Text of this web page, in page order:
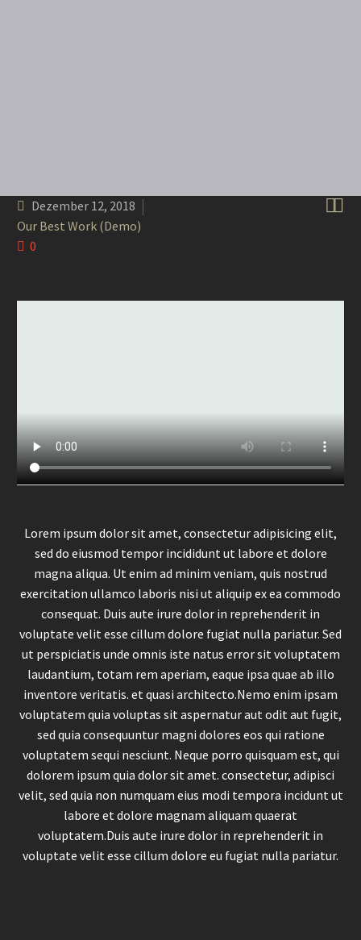

Dezember 12, 2018
Our Best Work (Demo)
0
Lorem ipsum dolor sit amet, consectetur adipisicing elit,
sed do eiusmod tempor incididunt ut labore et dolore
magna aliqua. Ut enim ad minim veniam, quis nostrud
exercitation ullamco laboris nisi ut aliquip ex ea commodo
consequat. Duis aute irure dolor in reprehenderit in
voluptate velit esse cillum dolore fugiat nulla pariatur. Sed
ut perspiciatis unde omnis iste natus error sit voluptatem
laudantium, totam rem aperiam, eaque ipsa quae ab illo
inventore veritatis. et quasi architecto.Nemo enim ipsam
voluptatem quia voluptas sit aspernatur aut odit aut fugit,
sed quia consequuntur magni dolores eos qui ratione
voluptatem sequi nesciunt. Neque porro quisquam est, qui
dolorem ipsum quia dolor sit amet. consectetur, adipisci
velit, sed quia non numquam eius modi tempora incidunt ut
labore et dolore magnam aliquam quaerat
voluptatem.Duis aute irure dolor in reprehenderit in
voluptate velit esse cillum dolore eu fugiat nulla pariatur.